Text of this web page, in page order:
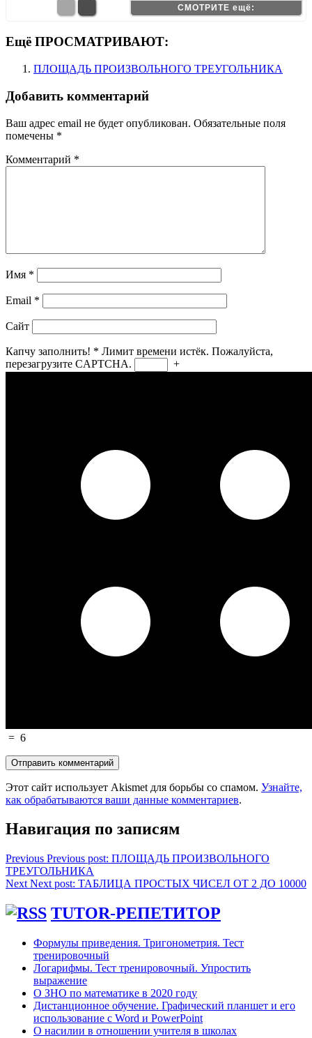
СМОТРИТЕ ещё:
Ещё ПРОСМАТРИВАЮТ:
ПЛОЩАДЬ ПРОИЗВОЛЬНОГО ТРЕУГОЛЬНИКА
Добавить комментарий
Ваш адрес email не будет опубликован. Обязательные поля
помечены *
Комментарий *
Имя *
Email *
Сайт
Капчу заполнить! * Лимит времени истёк. Пожалуйста,
перезагрузите CAPTCHA.
+
= 6
Этот сайт использует Akismet для борьбы со спамом. Узнайте,
как обрабатываются ваши данные комментариев.
Навигация по записям
Previous Previous post: ПЛОЩАДЬ ПРОИЗВОЛЬНОГО
ТРЕУГОЛЬНИКА
Next Next post: ТАБЛИЦА ПРОСТЫХ ЧИСЕЛ ОТ 2 ДО 10000
TUTOR-РЕПЕТИТОР
Формулы приведения. Тригонометрия. Тест
тренировочный
Логарифмы. Тест тренировочный. Упростить
выражение
О ЗНО по математике в 2020 году
Дистанционное обучение. Графический планшет и его
использование с Word и PowerPoint
О насилии в отношении учителя в школах